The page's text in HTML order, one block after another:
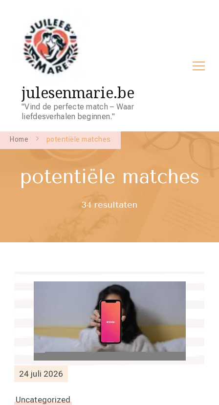
julesenmarie.be
"Vind de perfecte match – Waar
liefdesverhalen beginnen."
Home potentiële matches
potentiële matches
34 resultaten
24 juli 2026
Uncategorized